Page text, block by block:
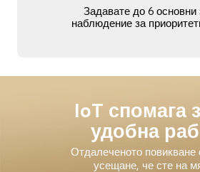
Задавате до 6 основни
наблюдение за
IoT спомага
удобна
Отдалеченото повикване
усещане, че сте на